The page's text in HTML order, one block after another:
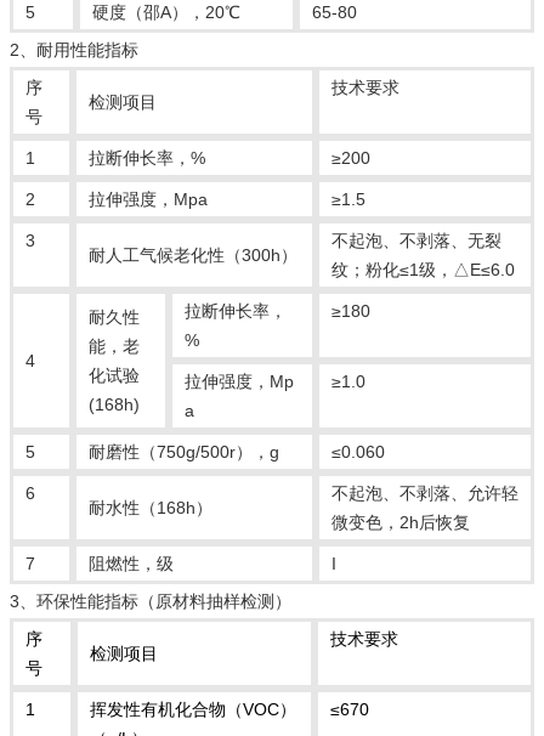
5 硬度（邵A），20℃
65-80
2、耐用性能指标
序
号
检测项目
技术要求
1 拉断伸长率，% ≥200
2 拉伸强度，Mpa ≥1.5
3
耐人工气候老化性（300h）
不起泡、不剥落、无裂
纹；粉化≤1级，△E≤6.0
4
耐久性
能，老
化试验
(168h)
拉断伸长率，
%
≥180
拉伸强度，Mp
a
≥1.0
5 耐磨性（750g/500r），g ≤0.060
6
耐水性（168h）
不起泡、不剥落、允许轻
微变色，2h后恢复
7 阻燃性，级
I
3、环保性能指标（原材料抽样检测）
序
号
检测项目
技术要求
1
挥发性有机化合物（VOC）
≤670